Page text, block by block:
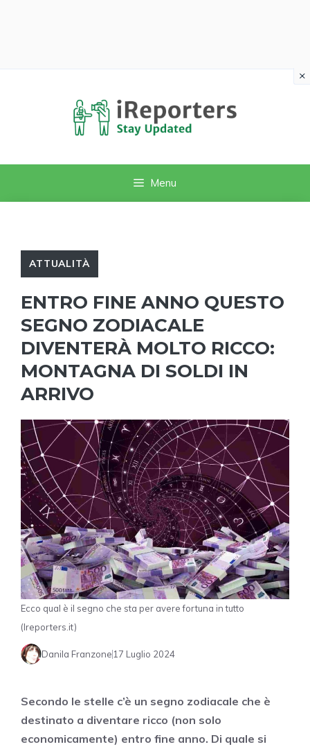
Menu
ATTUALITÀ
ENTRO FINE ANNO QUESTO
SEGNO ZODIACALE
DIVENTERÀ MOLTO RICCO:
MONTAGNA DI SOLDI IN
ARRIVO
Ecco qual è il segno che sta per avere fortuna in tutto
(Ireporters.it)
Danila Franzone 17 Luglio 2024
Secondo le stelle c’è un segno zodiacale che è
destinato a diventare ricco (non solo
economicamente) entro fine anno. Di quale si
×